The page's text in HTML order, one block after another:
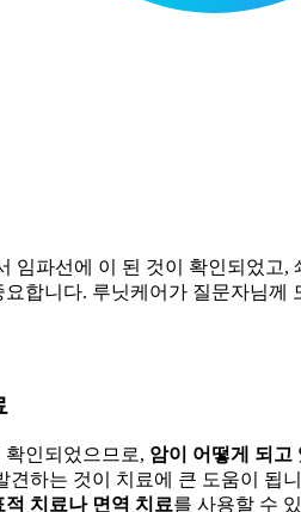
임파선에 이 된 것이 확인되었고,
합니다. 루닛케어가 질문자님께
인되었으므로, 암이 어떻게 되고
견하는 것이 치료에 큰 도움이 됩
적 치료나 면역 치료를 사용할 수